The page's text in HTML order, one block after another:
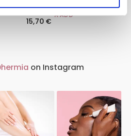
15,70 €
ADD
on Instagram